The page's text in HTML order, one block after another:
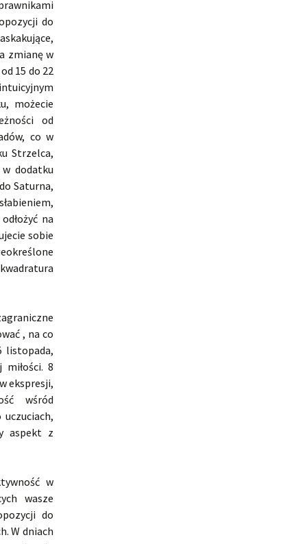
do
zmianę w
15 do 22
możecie
od
co w
Strzelca,
dodatku
Saturna,
na
sobie
, na co
listopada,
8
ekspresji,
wśród
aspekt z
w
wasze
do
W dniach